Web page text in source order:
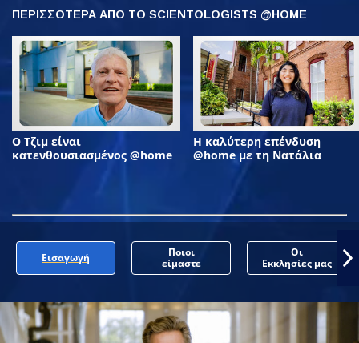
ΠΕΡΙΣΣΟΤΕΡΑ ΑΠΟ ΤΟ SCIENTOLOGISTS @HOME
Ο Τζιμ είναι
κατενθουσιασμένος @home
Η καλύτερη επένδυση
@home με τη Νατάλια
Εισαγωγή
Ποιοι
είμαστε
Οι
Εκκλησίες μας